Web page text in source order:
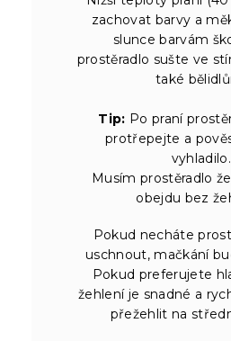
zachovat barvy a
slunce barvám
prostěradlo sušte ve
také
Tip: Po praní
protřepejte a
vyhladilo.
Musím prostěradlo
obejdu bez
Pokud necháte
uschnout, mačkání
Pokud preferujete
žehlení je snadné a
přežehlit na